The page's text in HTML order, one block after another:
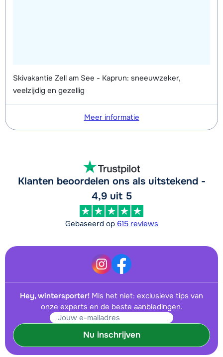
Skivakantie Zell am See - Kaprun: sneeuwzeker,
veelzijdig en gezellig
Meer informatie
Klanten beoordelen ons als uitstekend -
4,9 uit 5
Gebaseerd op 615 reviews
Hey, wintersporter! Mis het niet: exclusieve tips van
onze experts en de beste aanbiedingen.
Nu inschrijven